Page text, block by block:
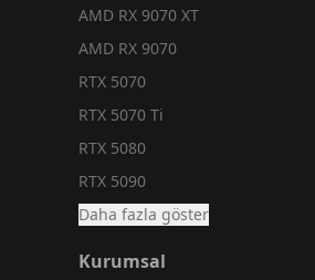
AMD RX 9070 XT
AMD RX 9070
RTX 5070
RTX 5070 Ti
RTX 5080
RTX 5090
Daha fazla göster
Kurumsal